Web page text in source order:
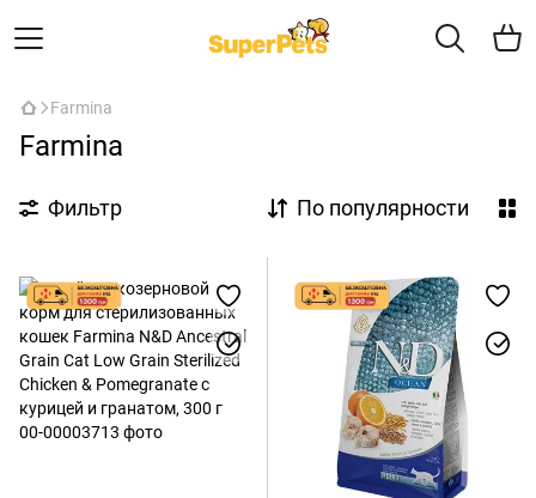
Farmina
Farmina
Фильтр По популярности